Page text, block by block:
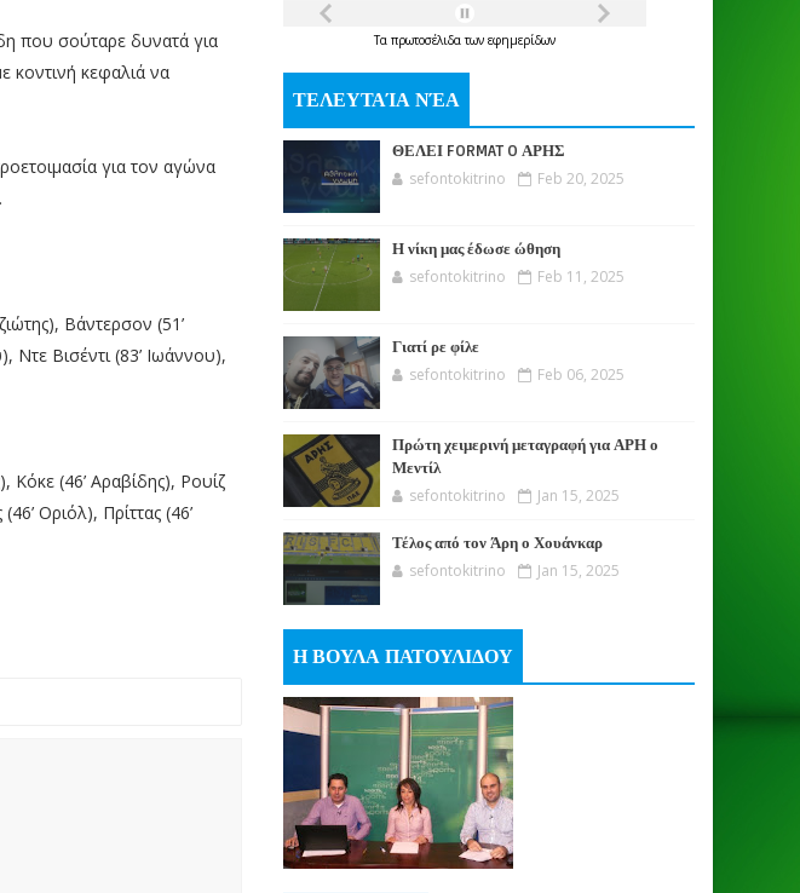
που σούταρε δυνατά για
κοντινή κεφαλιά να
για τον αγώνα
Βάντερσον (51’
Ντε Βισέντι (83’ Ιωάννου),
Κόκε (46’ Αραβίδης), Ρουίζ
Οριόλ), Πρίττας (46’
Τα πρωτοσέλιδατων εφημερίδων
ΤΕΛΕΥΤΑΊΑ ΝΈΑ
ΘΕΛΕΙ FORMAT O ΑΡΗΣ
sefontokitrino Feb 20, 2025
Η νίκη μας έδωσε ώθηση
sefontokitrino Feb 11, 2025
Γιατί ρε φίλε
sefontokitrino Feb 06, 2025
Πρώτη χειμερινή μεταγραφή για ΑΡΗ ο
Μεντίλ
sefontokitrino Jan 15, 2025
Τέλος από τον Άρη ο Χουάνκαρ
sefontokitrino Jan 15, 2025
Η ΒΟΥΛΑ ΠΑΤΟΥΛΙΔΟΥ